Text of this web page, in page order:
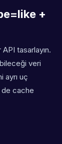
+
tasarlayın.
veri
ayrı uç
cache